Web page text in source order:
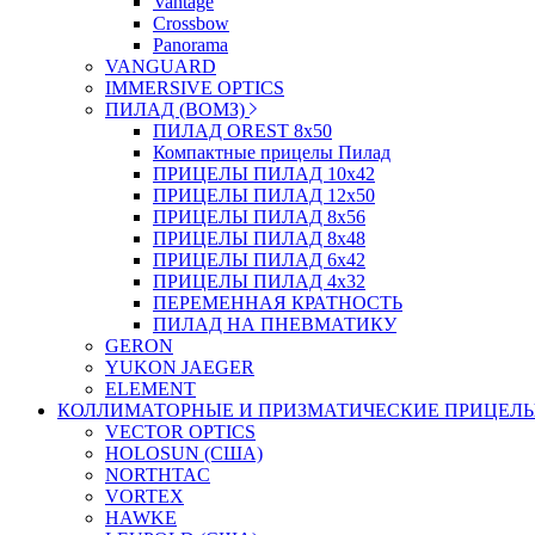
Crossbow
Panorama
VANGUARD
IMMERSIVE OPTICS
ПИЛАД (ВОМЗ)
ПИЛАД OREST 8х50
Компактные прицелы Пилад
ПРИЦЕЛЫ ПИЛАД 10х42
ПРИЦЕЛЫ ПИЛАД 12х50
ПРИЦЕЛЫ ПИЛАД 8х56
ПРИЦЕЛЫ ПИЛАД 8х48
ПРИЦЕЛЫ ПИЛАД 6х42
ПРИЦЕЛЫ ПИЛАД 4х32
ПЕРЕМЕННАЯ КРАТНОСТЬ
ПИЛАД НА ПНЕВМАТИКУ
GERON
YUKON JAEGER
ELEMENT
КОЛЛИМАТОРНЫЕ И ПРИЗМАТИЧЕСКИЕ
VECTOR OPTICS
HOLOSUN (США)
NORTHTAC
VORTEX
HAWKE